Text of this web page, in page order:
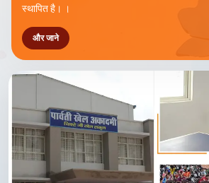
स्थापित है। ।
और जाने